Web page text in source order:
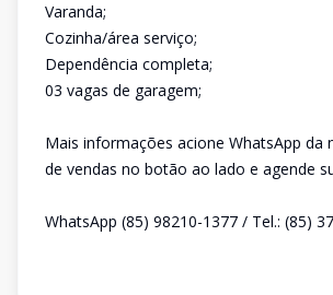
Varanda;
Cozinha/área serviço;
Dependência completa;
03 vagas de garagem;
Mais informações acione WhatsApp da
de vendas no botão ao lado e agende
WhatsApp (85) 98210-1377 / Tel.: (85)